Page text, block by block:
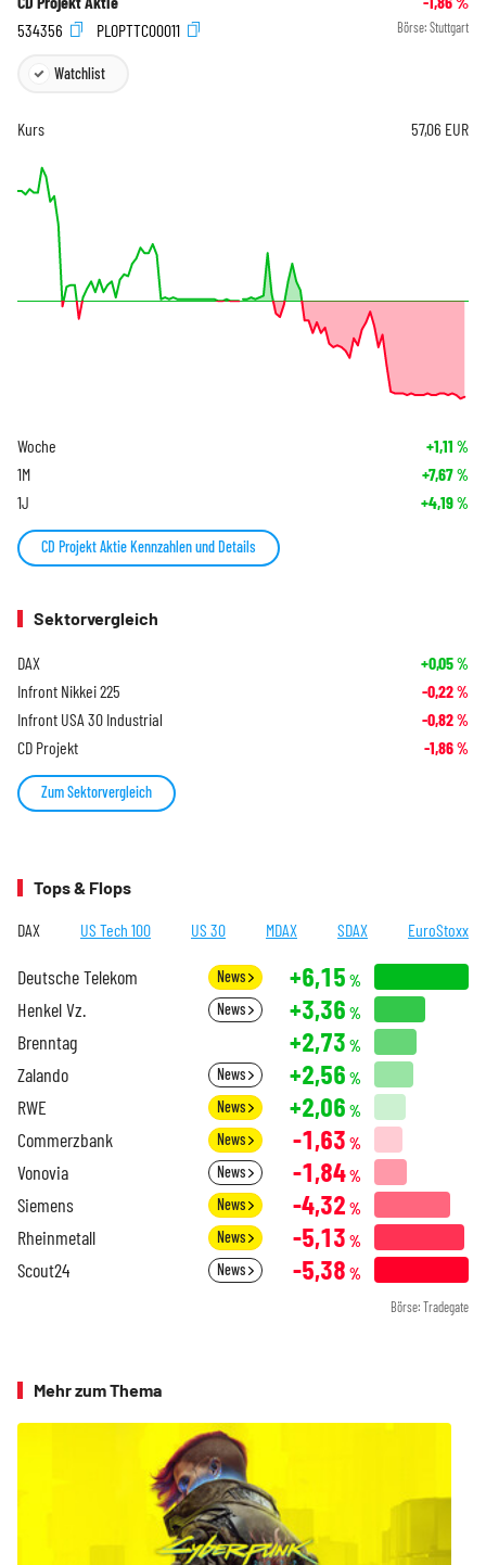
534356
PLOPTTC00011 Börse: Stuttgart
Watchlist
Kurs 57,06 EUR
Woche +1,11 %
1M +7,67%
1J +4,19%
CD Projekt Aktie Kennzahlen und Details
Sektorvergleich
DAX +0,05%
Infront Nikkei 225 -0,22%
Infront USA 30 Industrial -0,82%
CD Projekt -1,86%
Zum Sektorvergleich
Tops & Flops
DAX US Tech 100 US 30 MDAX SDAX EuroStoxx
Deutsche Telekom News +6,15 %
Henkel Vz. News +3,36 %
Brenntag +2,73 %
Zalando News +2,56 %
RWE News +2,06 %
Commerzbank News -1,63 %
Vonovia News -1,84%
Siemens News -4,32 %
Rheinmetall News -5,13 %
Scout24 News -5,38 %
Börse: Tradegate
Mehr zum Thema